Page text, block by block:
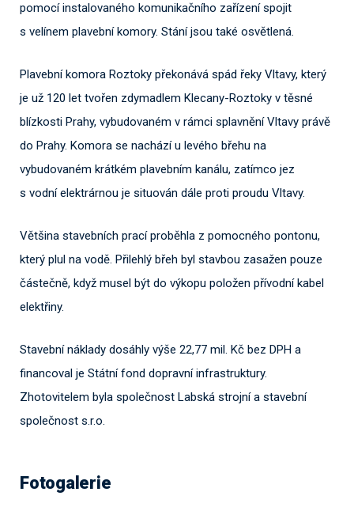
pomocí instalovaného komunikačního zařízení spojit
s velínem plavební komory. Stání jsou také osvětlená.
Plavební komora Roztoky překonává spád řeky Vltavy, který
je už 120 let tvořen zdymadlem Klecany-Roztoky v těsné
blízkosti Prahy, vybudovaném v rámci splavnění Vltavy právě
do Prahy. Komora se nachází u levého břehu na
vybudovaném krátkém plavebním kanálu, zatímco jez
s vodní elektrárnou je situován dále proti proudu Vltavy.
Většina stavebních prací proběhla z pomocného pontonu,
který plul na vodě. Přilehlý břeh byl stavbou zasažen pouze
částečně, když musel být do výkopu položen přívodní kabel
elektřiny.
Stavební náklady dosáhly výše 22,77 mil. Kč bez DPH a
financoval je Státní fond dopravní infrastruktury.
Zhotovitelem byla společnost Labská strojní a stavební
společnost s.r.o.
Fotogalerie